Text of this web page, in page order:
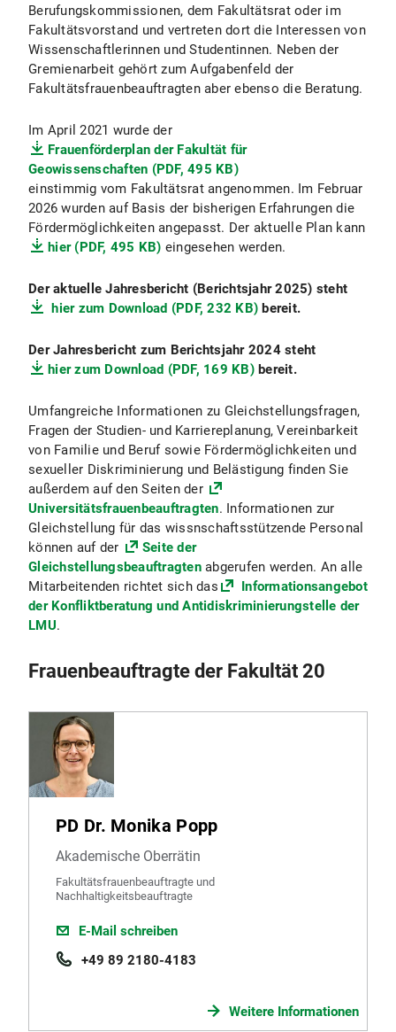
Berufungskommissionen, dem Fakultätsrat oder im
Fakultätsvorstand und vertreten dort die Interessen von
Wissenschaftlerinnen und Studentinnen. Neben der
Gremienarbeit gehört zum Aufgabenfeld der
Fakultätsfrauenbeauftragten aber ebenso die Beratung.
Im April 2021 wurde der
Frauenförderplan der Fakultät für
Geowissenschaften (PDF, 495 KB)
einstimmig vom Fakultätsrat angenommen. Im Februar
2026 wurden auf Basis der bisherigen Erfahrungen die
Fördermöglichkeiten angepasst. Der aktuelle Plan kann
hier (PDF, 495 KB) eingesehen werden.
Der aktuelle Jahresbericht (Berichtsjahr 2025) steht
hier zum Download (PDF, 232 KB) bereit.
Der Jahresbericht zum Berichtsjahr 2024 steht
hier zum Download (PDF, 169 KB)bereit.
Umfangreiche Informationen zu Gleichstellungsfragen,
Fragen der Studien- und Karriereplanung, Vereinbarkeit
von Familie und Beruf sowie Fördermöglichkeiten und
sexueller Diskriminierung und Belästigung finden Sie
außerdem auf den Seiten der
Universitätsfrauenbeauftragten. Informationen zur
Gleichstellung für das wissnschaftsstützende Personal
können auf der
Seite der
Gleichstellungsbeauftragtenabgerufen werden. An alle
Mitarbeitenden richtet sich das
Informationsangebot
der Konfliktberatung und Antidiskriminierungstelle der
LMU.
Frauenbeauftragte der Fakultät 20
PD Dr. Monika Popp
Akademische Oberrätin
Fakultätsfrauenbeauftragte und
Nachhaltigkeitsbeauftragte
E-Mail schreiben
+49 89 2180-4183
Weitere Informationen